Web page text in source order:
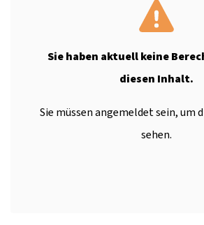
Sie haben aktuell keine
diesen Inhalt.
Sie müssen angemeldet sein, um
sehen.